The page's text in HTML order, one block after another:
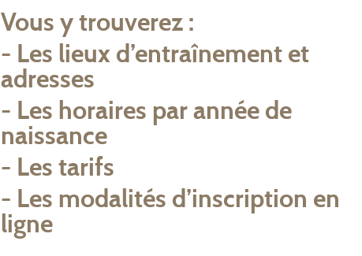
L
27
3 4 5
Vous y trouverez :
- Les lieux d’entraînement et
adresses
- Les horaires par année de
naissance
- Les tarifs
- Les modalités d’inscription en
ligne